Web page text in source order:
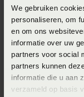
We gebruiken
personaliseren, om
en om ons
informatie over uw
partners voor social
partners kunnen
informatie die u aan
verzameld op basis
100% katoen
Wasinstructie
Het is aan te
wassen op maximaal
maximaal 60°C.
Seizoen